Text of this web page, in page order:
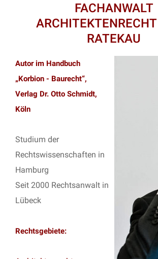
FACHANWALT
RATEKAU
Autor im Handbuch
„Korbion - Baurecht“,
Verlag Dr. Otto Schmidt,
Köln
Studium der
Rechtswissenschaften in
Hamburg
Seit 2000 Rechtsanwalt in
Lübeck
Rechtsgebiete: